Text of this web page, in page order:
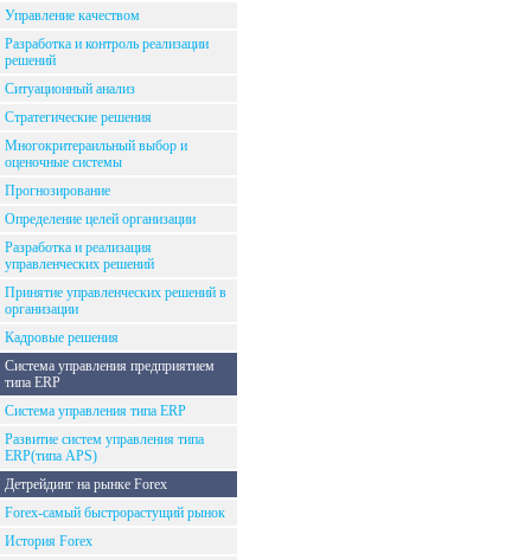
Управление качеством
Разработка и контроль реализации
решений
Ситуационный анализ
Стратегические решения
Многокритераильный выбор и
оценочные системы
Прогнозирование
Определение целей организации
Разработка и реализация
управленческих решений
Принятие управленческих решений в
организации
Кадровые решения
Система управления предприятием
типа ERP
Система управления типа ERP
Развитие систем управления типа
ERP(типа APS)
Детрейдинг на рынке Forex
Forex-самый быстрорастущий рынок
История Forex